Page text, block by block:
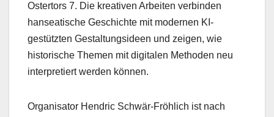
Ostertors 7. Die kreativen Arbeiten verbinden
hanseatische Geschichte mit modernen KI-
gestützten Gestaltungsideen und zeigen, wie
historische Themen mit digitalen Methoden neu
interpretiert werden können.
Organisator Hendric Schwär-Fröhlich ist nach